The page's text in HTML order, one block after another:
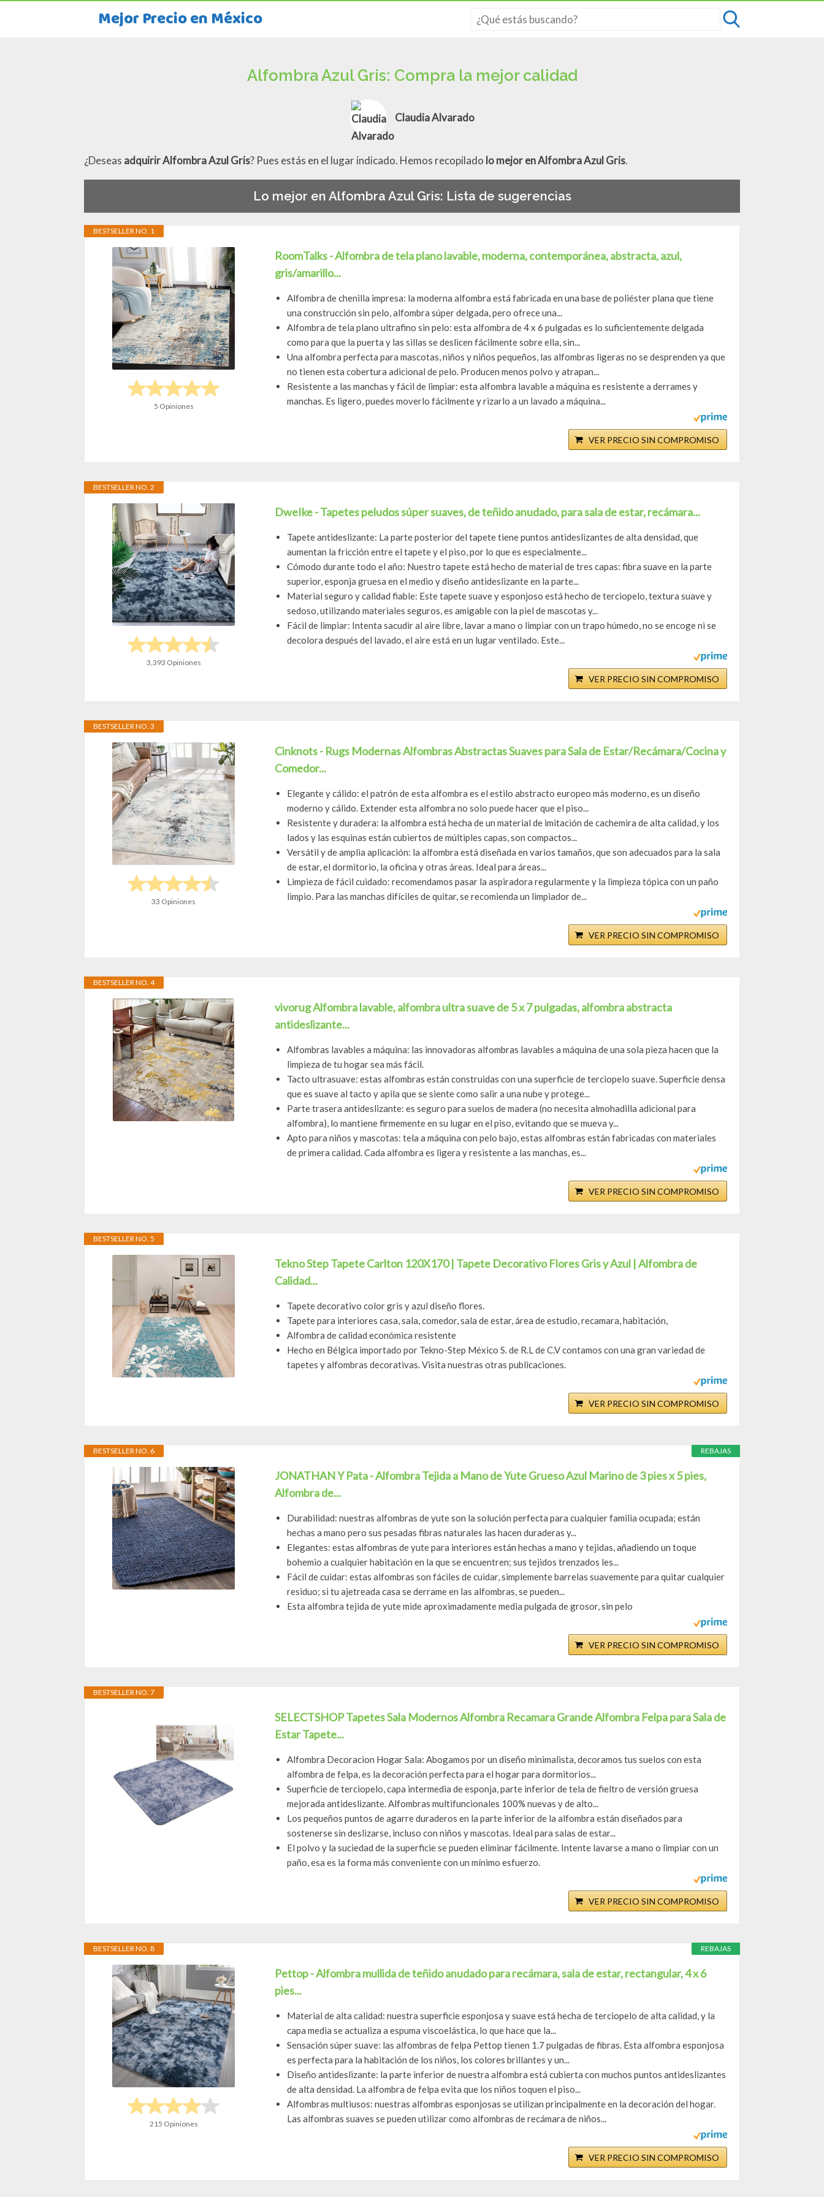
Mejor Precio en México
Alfombra Azul Gris: Compra la mejor calidad
Claudia Alvarado
¿Deseas adquirir Alfombra Azul Gris? Pues estás en el lugar indicado. Hemos recopilado lo mejor en Alfombra Azul Gris.
Lo mejor en Alfombra Azul Gris: Lista de sugerencias
BESTSELLER NO. 1
5 Opiniones
RoomTalks - Alfombra de tela plano lavable, moderna, contemporánea, abstracta, azul,
gris/amarillo...
Alfombra de chenilla impresa: la moderna alfombra está fabricada en una base de poliéster plana que tiene
una construcción sin pelo, alfombra súper delgada, pero ofrece una...
Alfombra de tela plano ultrafino sin pelo: esta alfombra de 4 x 6 pulgadas es lo suficientemente delgada
como para que la puerta y las sillas se deslicen fácilmente sobre ella, sin...
Una alfombra perfecta para mascotas, niños y niños pequeños, las alfombras ligeras no se desprenden ya que
no tienen esta cobertura adicional de pelo. Producen menos polvo y atrapan...
Resistente a las manchas y fácil de limpiar: esta alfombra lavable a máquina es resistente a derrames y
manchas. Es ligero, puedes moverlo fácilmente y rizarlo a un lavado a máquina...
VER PRECIO SIN COMPROMISO
BESTSELLER NO. 2
3,393 Opiniones
DweIke - Tapetes peludos súper suaves, de teñido anudado, para sala de estar, recámara...
Tapete antideslizante: La parte posterior del tapete tiene puntos antideslizantes de alta densidad, que
aumentan la fricción entre el tapete y el piso, por lo que es especialmente...
Cómodo durante todo el año: Nuestro tapete está hecho de material de tres capas: fibra suave en la parte
superior, esponja gruesa en el medio y diseño antideslizante en la parte...
Material seguro y calidad fiable: Este tapete suave y esponjoso está hecho de terciopelo, textura suave y
sedoso, utilizando materiales seguros, es amigable con la piel de mascotas y...
Fácil de limpiar: Intenta sacudir al aire libre, lavar a mano o limpiar con un trapo húmedo, no se encoge ni se
decolora después del lavado, el aire está en un lugar ventilado. Este...
VER PRECIO SIN COMPROMISO
BESTSELLER NO. 3
33 Opiniones
Cinknots - Rugs Modernas Alfombras Abstractas Suaves para Sala de Estar/Recámara/Cocina y
Comedor...
Elegante y cálido: el patrón de esta alfombra es el estilo abstracto europeo más moderno, es un diseño
moderno y cálido. Extender esta alfombra no solo puede hacer que el piso...
Resistente y duradera: la alfombra está hecha de un material de imitación de cachemira de alta calidad, y los
lados y las esquinas están cubiertos de múltiples capas, son compactos...
Versátil y de amplia aplicación: la alfombra está diseñada en varios tamaños, que son adecuados para la sala
de estar, el dormitorio, la oficina y otras áreas. Ideal para áreas...
Limpieza de fácil cuidado: recomendamos pasar la aspiradora regularmente y la limpieza tópica con un paño
limpio. Para las manchas difíciles de quitar, se recomienda un limpiador de...
VER PRECIO SIN COMPROMISO
BESTSELLER NO. 4
vivorug Alfombra lavable, alfombra ultra suave de 5 x 7 pulgadas, alfombra abstracta
antideslizante...
Alfombras lavables a máquina: las innovadoras alfombras lavables a máquina de una sola pieza hacen que la
limpieza de tu hogar sea más fácil.
Tacto ultrasuave: estas alfombras están construidas con una superficie de terciopelo suave. Superficie densa
que es suave al tacto y apila que se siente como salir a una nube y protege...
Parte trasera antideslizante: es seguro para suelos de madera (no necesita almohadilla adicional para
alfombra), lo mantiene firmemente en su lugar en el piso, evitando que se mueva y...
Apto para niños y mascotas: tela a máquina con pelo bajo, estas alfombras están fabricadas con materiales
de primera calidad. Cada alfombra es ligera y resistente a las manchas, es...
VER PRECIO SIN COMPROMISO
BESTSELLER NO. 5
Tekno Step Tapete Carlton 120X170 | Tapete Decorativo Flores Gris y Azul | Alfombra de
Calidad...
Tapete decorativo color gris y azul diseño flores.
Tapete para interiores casa, sala, comedor, sala de estar, área de estudio, recamara, habitación,
Alfombra de calidad económica resistente
Hecho en Bélgica importado por Tekno-Step México S. de R.L de C.V contamos con una gran variedad de
tapetes y alfombras decorativas. Visita nuestras otras publicaciones.
VER PRECIO SIN COMPROMISO
REBAJAS
BESTSELLER NO. 6
JONATHAN Y Pata - Alfombra Tejida a Mano de Yute Grueso Azul Marino de 3 pies x 5 pies,
Alfombra de...
Durabilidad: nuestras alfombras de yute son la solución perfecta para cualquier familia ocupada; están
hechas a mano pero sus pesadas fibras naturales las hacen duraderas y...
Elegantes: estas alfombras de yute para interiores están hechas a mano y tejidas, añadiendo un toque
bohemio a cualquier habitación en la que se encuentren; sus tejidos trenzados les...
Fácil de cuidar: estas alfombras son fáciles de cuidar, simplemente barrelas suavemente para quitar cualquier
residuo; si tu ajetreada casa se derrame en las alfombras, se pueden...
Esta alfombra tejida de yute mide aproximadamente media pulgada de grosor, sin pelo
VER PRECIO SIN COMPROMISO
BESTSELLER NO. 7
SELECTSHOP Tapetes Sala Modernos Alfombra Recamara Grande Alfombra Felpa para Sala de
Estar Tapete...
Alfombra Decoracion Hogar Sala: Abogamos por un diseño minimalista, decoramos tus suelos con esta
alfombra de felpa, es la decoración perfecta para el hogar para dormitorios...
Superficie de terciopelo, capa intermedia de esponja, parte inferior de tela de fieltro de versión gruesa
mejorada antideslizante. Alfombras multifuncionales 100% nuevas y de alto...
Los pequeños puntos de agarre duraderos en la parte inferior de la alfombra están diseñados para
sostenerse sin deslizarse, incluso con niños y mascotas. Ideal para salas de estar...
El polvo y la suciedad de la superficie se pueden eliminar fácilmente. Intente lavarse a mano o limpiar con un
paño, esa es la forma más conveniente con un mínimo esfuerzo.
VER PRECIO SIN COMPROMISO
REBAJAS
BESTSELLER NO. 8
215 Opiniones
Pettop - Alfombra mullida de teñido anudado para recámara, sala de estar, rectangular, 4 x 6
pies...
Material de alta calidad: nuestra superficie esponjosa y suave está hecha de terciopelo de alta calidad, y la
capa media se actualiza a espuma viscoelástica, lo que hace que la...
Sensación súper suave: las alfombras de felpa Pettop tienen 1.7 pulgadas de fibras. Esta alfombra esponjosa
es perfecta para la habitación de los niños, los colores brillantes y un...
Diseño antideslizante: la parte inferior de nuestra alfombra está cubierta con muchos puntos antideslizantes
de alta densidad. La alfombra de felpa evita que los niños toquen el piso...
Alfombras multiusos: nuestras alfombras esponjosas se utilizan principalmente en la decoración del hogar.
Las alfombras suaves se pueden utilizar como alfombras de recámara de niños...
VER PRECIO SIN COMPROMISO